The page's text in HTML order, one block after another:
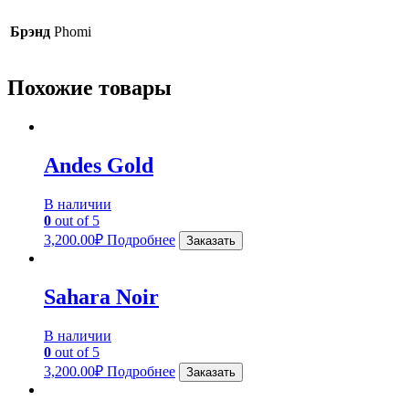
Брэнд Phomi
Похожие товары
Andes Gold
В наличии
0 out of 5
3,200.00₽ Подробнее Заказать
Sahara Noir
В наличии
0 out of 5
3,200.00₽ Подробнее Заказать